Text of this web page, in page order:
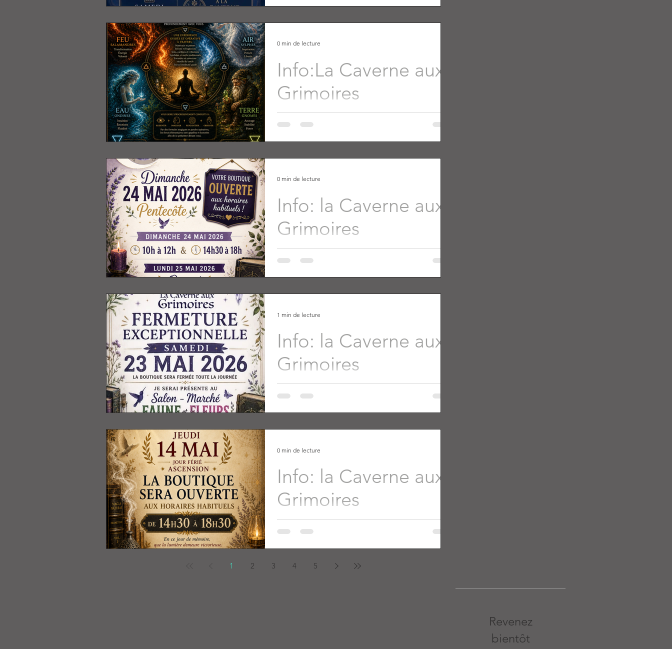
Info:La Caverne aux
Grimoires
0 min de lecture
Info: la Caverne aux
Grimoires
0 min de lecture
Info: la Caverne aux
Grimoires
https://lacaverneauxgrimoires.com/so/6aPv1K1I4?
languageTag=fr&cid=5e31e813-2896-4a73-aac1-
1 min de lecture
Info: la Caverne aux
Grimoires
0 min de lecture
1 2 3 4 5
Revenez
bientôt